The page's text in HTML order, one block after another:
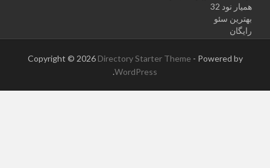
همیار نود 32
بهترین سئو
رایگان
Copyright © 2026 Directory Starter Theme - Powered by
WordPress
.